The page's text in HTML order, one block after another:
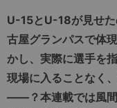
U-15とU-18が見せた
古屋グランパスで体
かし、実際に選手を
現場に入ることなく
――？本連載では風間